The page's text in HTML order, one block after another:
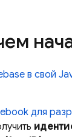
в свой
для